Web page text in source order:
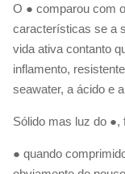
O ● comparou com
características se a
vida ativa contanto
inflamento,
seawater, a ácido e
Sólido mas luz do
● quando